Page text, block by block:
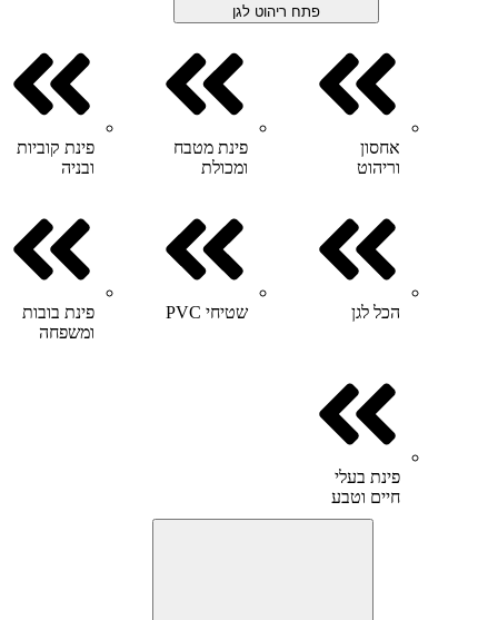
פתח ריהוט לגן
אחסון
וריהוט
פינת מטבח
ומכולת
פינת קוביות
ובניה
הכל לגן שטיחי PVC
פינת בובות
ומשפחה
פינת בעלי
חיים וטבע